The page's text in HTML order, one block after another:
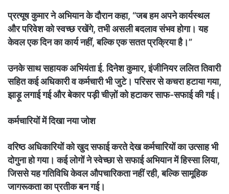
प्रत्यूष कुमार ने अभियान के दौरान कहा, “जब हम अपने कार्यस्थल
और परिवेश को स्वच्छ रखेंगे, तभी असली बदलाव संभव होगा। यह
केवल एक दिन का कार्य नहीं, बल्कि एक सतत प्रक्रिया है।”
उनके साथ सहायक अभियंता ई. दिनेश कुमार, इंजीनियर ललित तिवारी
सहित कई अधिकारी व कर्मचारी भी जुटे। परिसर से कचरा हटाया गया,
झाड़ू लगाई गई और बेकार पड़ी चीज़ों को हटाकर साफ-सफाई की गई।
कर्मचारियों में दिखा नया जोश
वरिष्ठ अधिकारियों को खुद सफाई करते देख कर्मचारियों का उत्साह भी
दोगुना हो गया। कई लोगों ने स्वेच्छा से सफाई अभियान में हिस्सा लिया,
जिससे यह गतिविधि केवल औपचारिकता नहीं रही, बल्कि सामूहिक
जागरूकता का प्रतीक बन गई।